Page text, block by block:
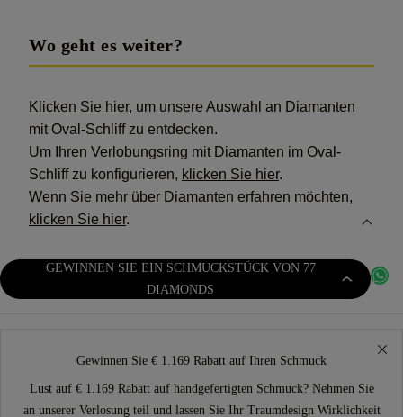
Wo geht es weiter?
Klicken Sie hier, um unsere Auswahl an Diamanten
mit Oval-Schliff zu entdecken.
Um Ihren Verlobungsring mit Diamanten im Oval-
Schliff zu konfigurieren, klicken Sie hier.
Wenn Sie mehr über Diamanten erfahren möchten,
klicken Sie hier.
GEWINNEN SIE EIN SCHMUCKSTÜCK VON 77
DIAMONDS
Gewinnen Sie € 1.169 Rabatt auf Ihren Schmuck
Lust auf € 1.169 Rabatt auf handgefertigten Schmuck? Nehmen Sie
an unserer Verlosung teil und lassen Sie Ihr Traumdesign Wirklichkeit